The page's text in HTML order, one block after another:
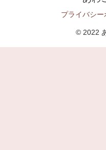
プライバシ
© 2022